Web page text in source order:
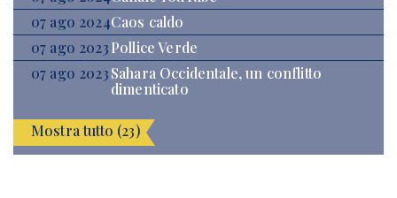
07 ago 2024Caos caldo
07 ago 2023Pollice Verde
07 ago 2023Sahara Occidentale, un conflitto
dimenticato
Mostra tutto (23)